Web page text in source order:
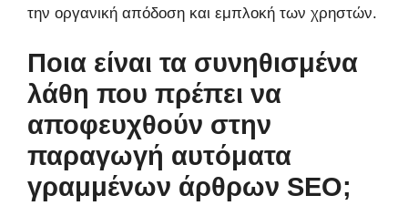
την οργανική απόδοση και εμπλοκή των χρηστών.
Ποια είναι τα συνηθισμένα
λάθη που πρέπει να
αποφευχθούν στην
παραγωγή αυτόματα
γραμμένων άρθρων SEO;